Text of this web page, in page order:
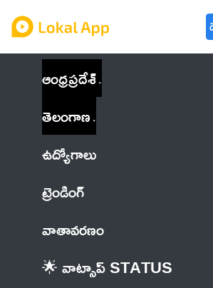
ఆంధ్రప్రదేశ్
తెలంగాణ
ఉద్యోగాలు
ట్రెండింగ్
వాతావరణం
🌟 వాట్సాప్ STATUS